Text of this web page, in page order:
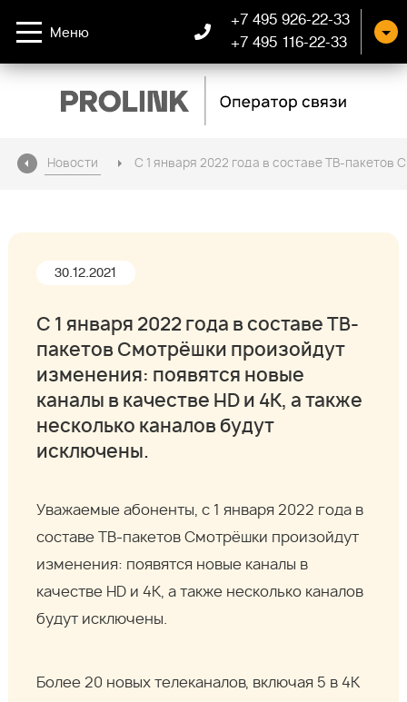
Меню
+7 495 926-22-33
+7 495 116-22-33
Новости С 1 января 2022 года в составе ТВ-пакетов
30.12.2021
С 1 января 2022 года в составе ТВ-
пакетов Смотрёшки произойдут
изменения: появятся новые
каналы в качестве HD и 4К, а также
несколько каналов будут
исключены.
Уважаемые абоненты, с 1 января 2022 года в
составе ТВ-пакетов Смотрёшки произойдут
изменения: появятся новые каналы в
качестве HD и 4К, а также несколько каналов
будут исключены.
Более 20 новых телеканалов, включая 5 в 4К